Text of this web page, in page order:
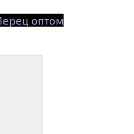
оптом